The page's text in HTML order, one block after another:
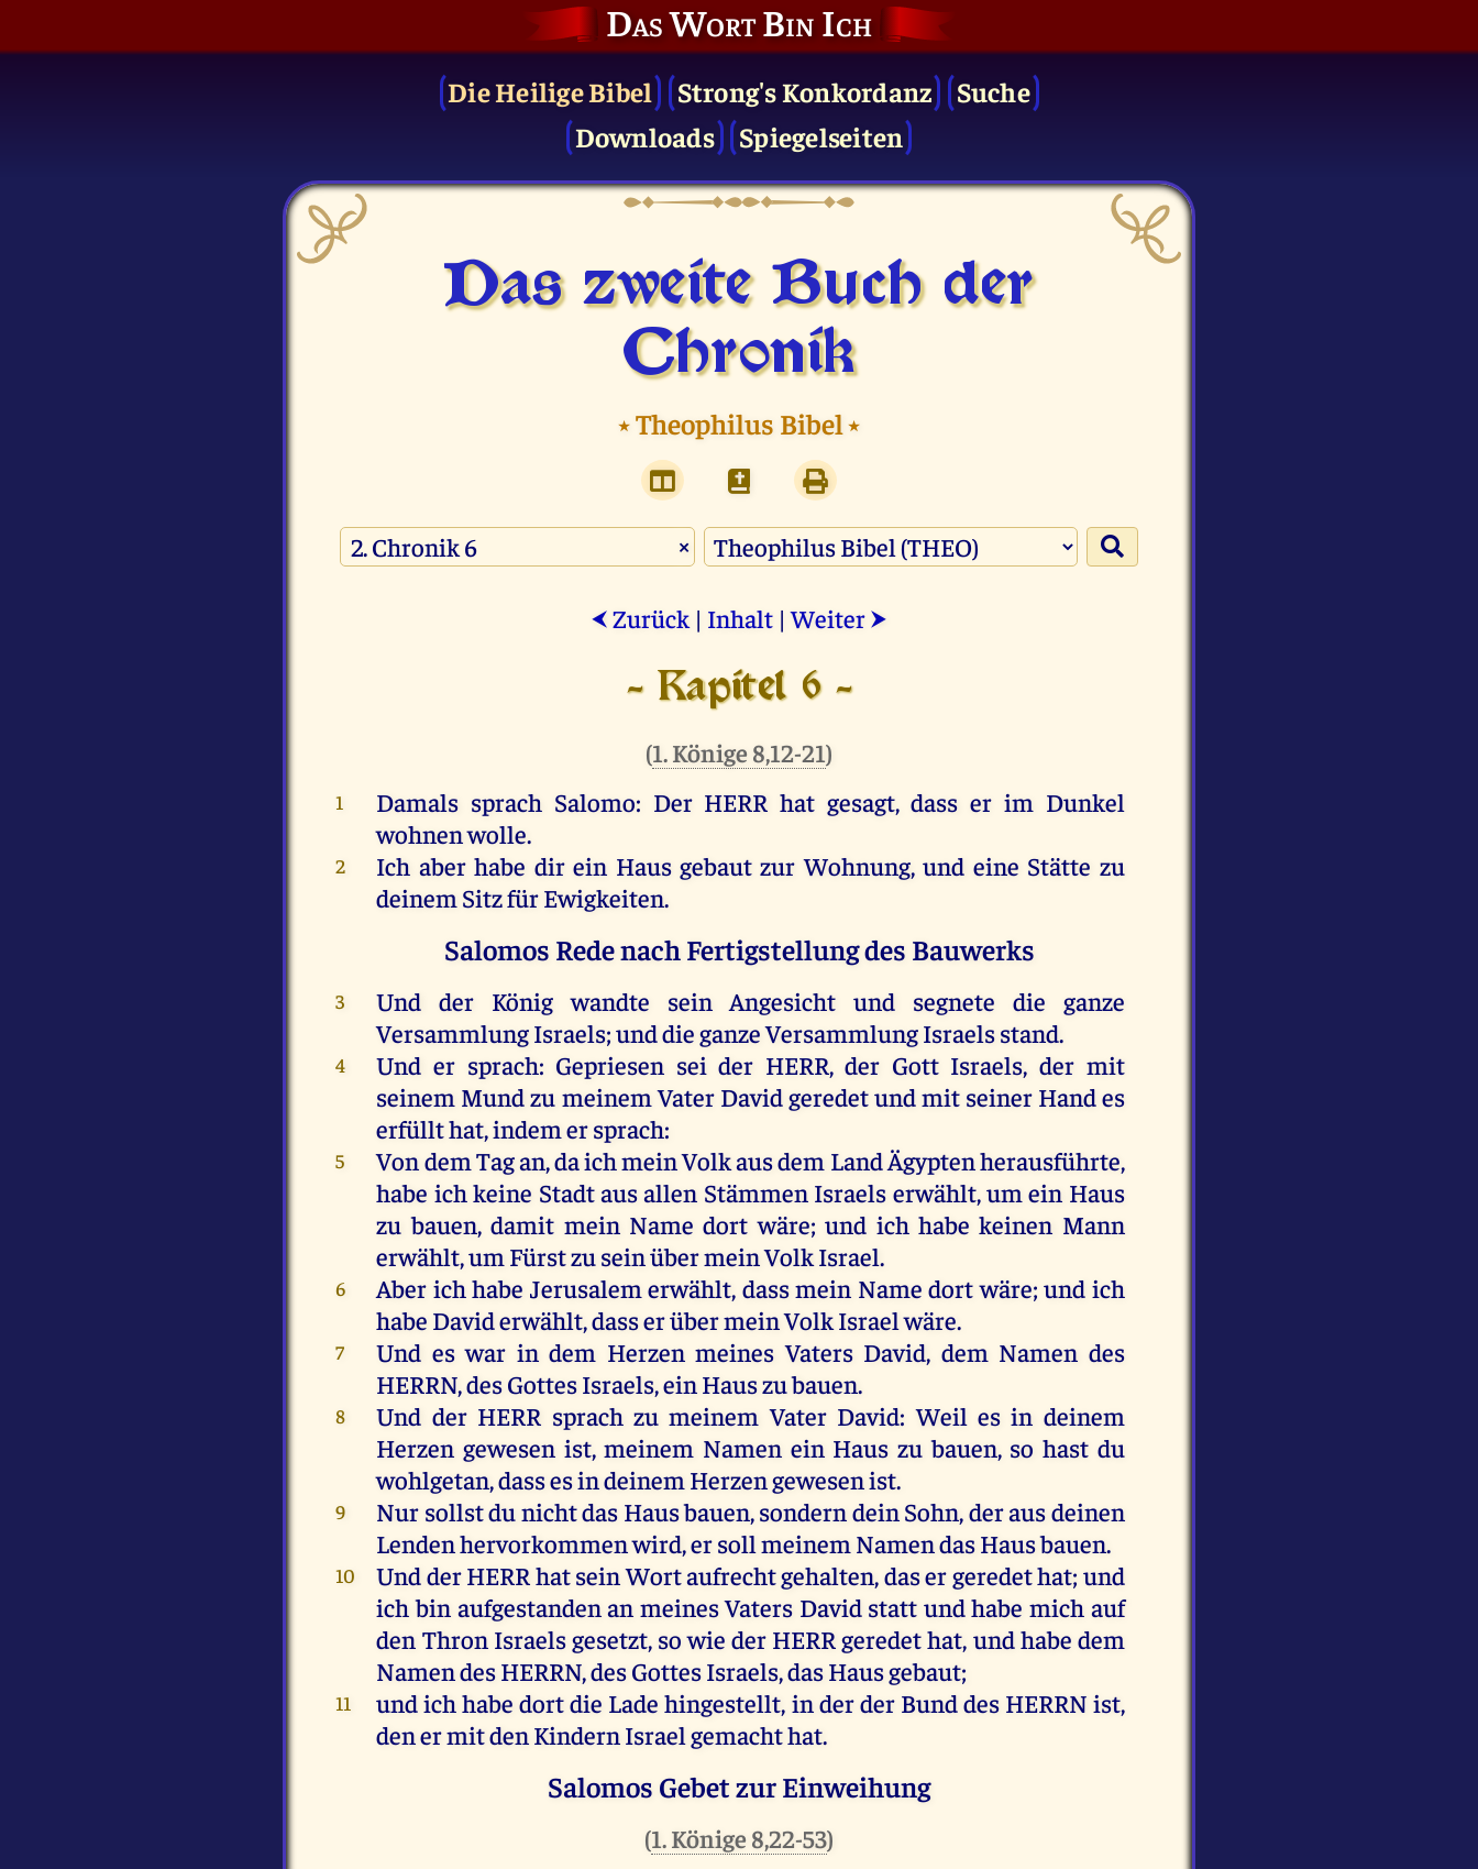
Das Wort Bin Ich
Die Heilige Bibel Strong's Konkordanz
Suche
Downloads
Spiegelseiten
Das zweite Buch der
Chronik
⭑Theophilus Bibel⭑
×
⮜ Zurück | Inhalt |Weiter ⮞
- Kapitel 6 -
(1. Könige 8,12-21)
1 Damals sprach Salomo: Der HERR hat gesagt, dasser im Dunkel
wohnenwolle.
2 Ich aber habe dir ein Haus gebaut zur Wohnung,und eine Stätte zu
deinem SitzfürEwigkeiten.
Salomos Rede nach Fertigstellung des Bauwerks
3 Und der König wandte sein Angesicht und segnete die ganze
VersammlungIsraels;unddieganzeVersammlungIsraelsstand.
4 Und er sprach: Gepriesen sei der HERR,der Gott Israels,der mit
seinem Mund zu meinem Vater David geredetund mit seiner Hand es
erfüllthat,indem ersprach:
5 Von dem Tagan,daichmeinVolkausdem Land Ägyptenherausführte,
habe ich keine Stadtausallen Stämmen Israels erwählt,um ein Haus
zu bauen,damit mein Name dort wäre;und ich habe keinen Mann
erwählt,um Fürstzu seinübermeinVolkIsrael.
6 Aber ich habe Jerusalem erwählt, dassmein Name dortwäre;und ich
habe Daviderwählt, dasserübermeinVolkIsrael wäre.
7 Und es war in dem Herzen meines Vaters David, dem Namen des
HERRN,desGottesIsraels,ein Hauszu bauen.
8 Und der HERR sprach zu meinem Vater David:Weil es in deinem
Herzen gewesen ist,meinem Namen ein Haus zu bauen, so hast du
wohlgetan, dassesindeinem Herzengewesenist.
9 Nur sollstdu nichtdas Hausbauen,sondern dein Sohn,derausdeinen
Lendenhervorkommenwird,ersoll meinem NamendasHausbauen.
10 Und derHERR hatseinWortaufrechtgehalten,dasergeredethat; und
ich bin aufgestandenan meinesVaters David statt und habe mich auf
den Thron Israelsgesetzt, so wie der HERR geredethat, und habe dem
NamendesHERRN,desGottesIsraels,dasHausgebaut;
11 und ich habe dortdie Lade hingestellt, in derder Bund des HERRN ist,
denermitden Kindern Israel gemachthat.
Salomos Gebet zur Einweihung
(1. Könige 8,22-53)